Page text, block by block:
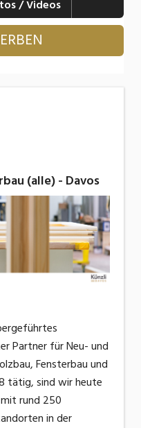
Medien, Druck
Pflege
Zoll
/ Videos
(alle) - Davos
Partner für Neu- und
Fensterbau und
tätig, sind wir heute
rund 250
in der